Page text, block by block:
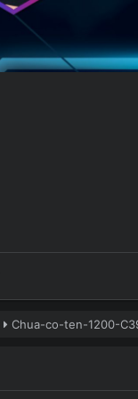
Chua-co-ten-1200-